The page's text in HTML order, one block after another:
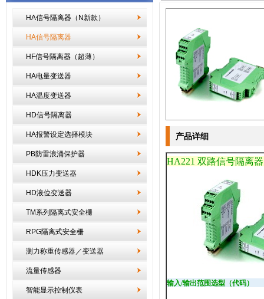
HA信号隔离器（N新款）
HA信号隔离器
HF信号隔离器（超薄）
HA电量变送器
HA温度变送器
HD信号隔离器
HA报警设定选择模块
PB防雷浪涌保护器
HDK压力变送器
HD液位变送器
TM系列隔离式安全栅
RPG隔离式安全栅
测力称重传感器／变送器
流量传感器
智能显示控制仪表
产品详细
HA221 双路信号隔离
输入/输出范围选型（代码）